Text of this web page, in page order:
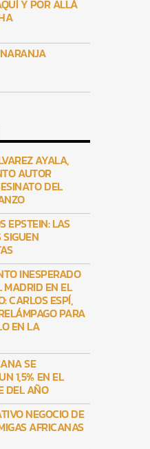
Y POR ALLÁ
AYALA,
AUTOR
DEL
EPSTEIN: LAS
INESPERADO
MADRID EN EL
CARLOS ESPÍ,
PARA
EN LA
SE
1,5% EN EL
DEL AÑO
NEGOCIO DE
AFRICANAS